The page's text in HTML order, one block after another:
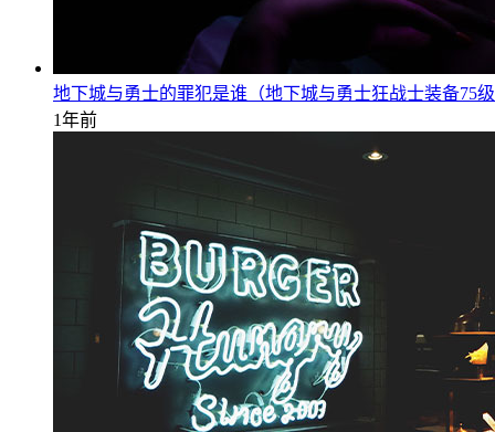
地下城与勇士的罪犯是谁（地下城与勇士狂战士装备75
1年前